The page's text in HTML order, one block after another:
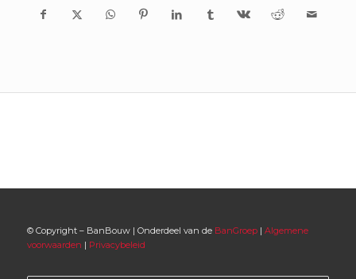
© Copyright – BanBouw | Onderdeel van de BanGroep| Algemene
voorwaarden | Privacybeleid